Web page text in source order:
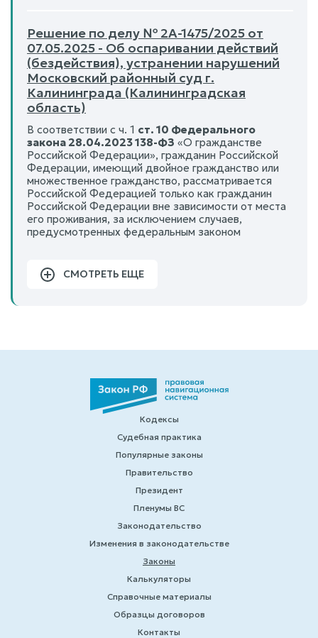
Решение по делу № 2А-1475/2025 от
07.05.2025 - Об оспаривании действий
(бездействия), устранении нарушений
Московский районный суд г.
Калининграда (Калининградская
область)
В соответствии с ч. 1 ст. 10 Федерального
закона 28.04.2023 138-ФЗ «О гражданстве
Российской Федерации», гражданин Российской
Федерации, имеющий двойное гражданство или
множественное гражданство, рассматривается
Российской Федерацией только как гражданин
Российской Федерации вне зависимости от места
его проживания, за исключением случаев,
предусмотренных федеральным законом
СМОТРЕТЬ ЕЩЕ
Кодексы
Судебная практика
Популярные законы
Правительство
Президент
Пленумы ВС
Законодательство
Изменения в законодательстве
Законы
Калькуляторы
Справочные материалы
Образцы договоров
Контакты